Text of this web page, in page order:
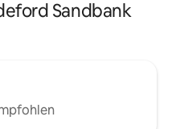
Sandbank